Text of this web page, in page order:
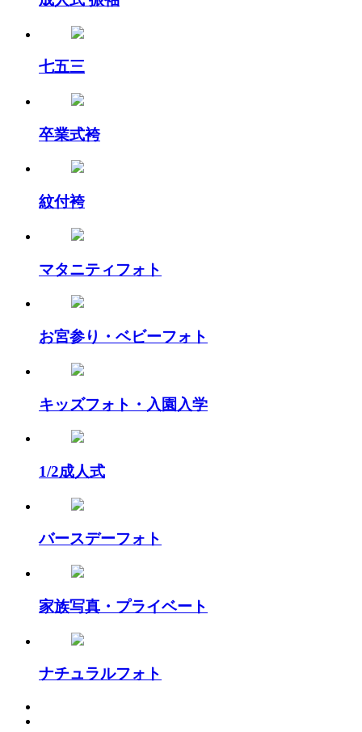
七五三
卒業式袴
紋付袴
マタニティフォト
お宮参り・ベビーフォト
キッズフォト・入園入学
1/2成人式
バースデーフォト
家族写真・プライベート
ナチュラルフォト